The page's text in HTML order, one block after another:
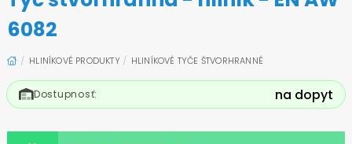
6082
HLINÍKOVÉ PRODUKTY HLINÍKOVÉ TYČE ŠTVORHRANNÉ
Dostupnosť: na dopyt